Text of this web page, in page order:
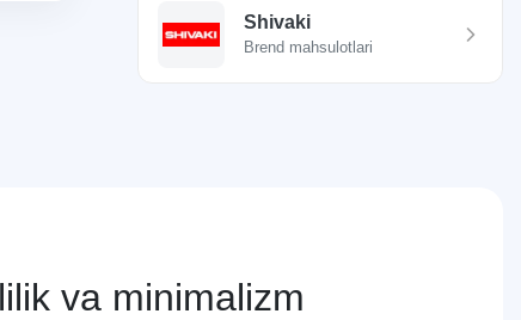
Shivaki
Brend mahsulotlari
va minimalizm